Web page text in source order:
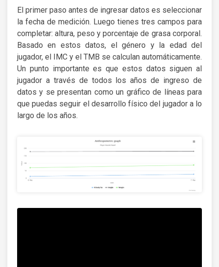
El primer paso antes de ingresar datos es seleccionar
la fecha de medición. Luego tienes tres campos para
completar: altura, peso y porcentaje de grasa corporal.
Basado en estos datos, el género y la edad del
jugador, el IMC y el TMB se calculan automáticamente.
Un punto importante es que estos datos siguen al
jugador a través de todos los años de ingreso de
datos y se presentan como un gráfico de líneas para
que puedas seguir el desarrollo físico del jugador a lo
largo de los años.